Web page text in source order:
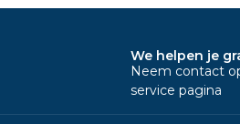
We helpen je
Neem contact
service pagina